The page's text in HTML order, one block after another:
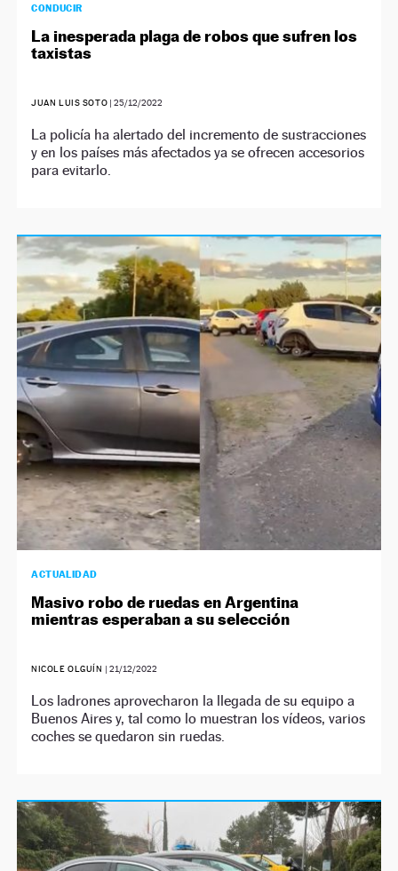
CONDUCIR
La inesperada plaga de robos que sufren los
taxistas
JUAN LUIS SOTO |25/12/2022
La policía ha alertado del incremento de sustracciones
y en los países más afectados ya se ofrecen accesorios
para evitarlo.
ACTUALIDAD
Masivo robo de ruedas en Argentina
mientras esperaban a su selección
NICOLE OLGUÍN | 21/12/2022
Los ladrones aprovecharon la llegada de su equipo a
Buenos Aires y, tal como lo muestran los vídeos, varios
coches se quedaron sin ruedas.